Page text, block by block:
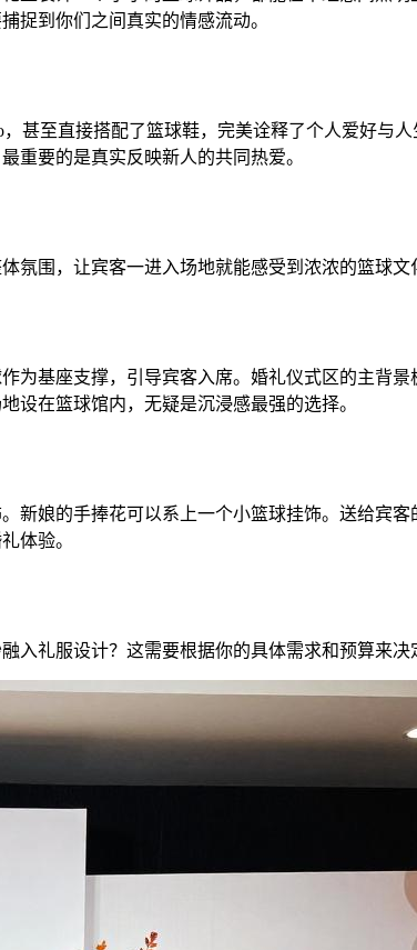
捉到你们之间真实的情感流动。
甚至直接搭配了篮球鞋，完美诠释了个人爱好与
重要的是真实反映新人的共同热爱。
围，让宾客一进入场地就能感受到浓浓的篮球文
为基座支撑，引导宾客入席。婚礼仪式区的主背景
设在篮球馆内，无疑是沉浸感最强的选择。
新娘的手捧花可以系上一个小篮球挂饰。送给宾客
体验。
入礼服设计？这需要根据你的具体需求和预算来决